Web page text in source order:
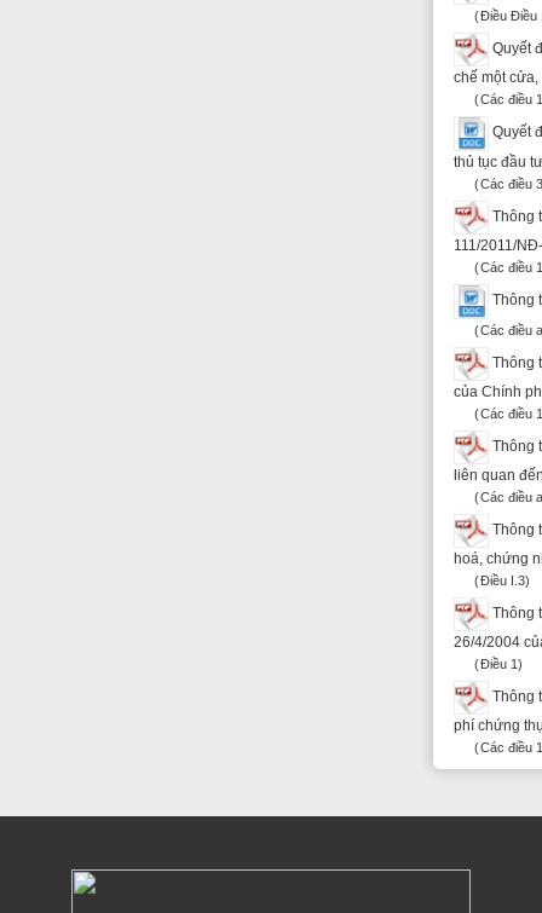
hoá, chứng nhận
Điều I.3
Thông tư 98/
26/4/2004 của Bộ
Thông tư liên
phí chứng thực
Các điều 1, Điều II,